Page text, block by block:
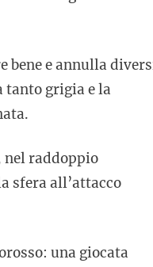
bene e annulla
tanto grigia e la
nel raddoppio
sfera all’attacco
una giocata